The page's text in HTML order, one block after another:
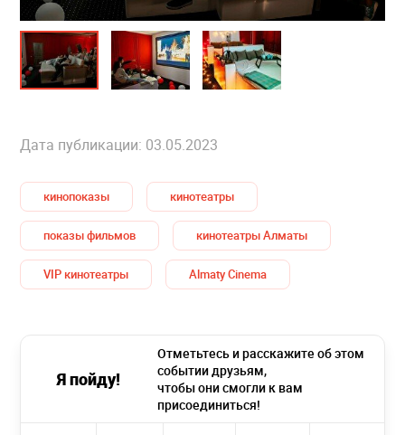
Дата публикации: 03.05.2023
кинопоказы кинотеатры
показы фильмов кинотеатры Алматы
VIP кинотеатры Almaty Cinema
Я пойду!
Отметьтесь и расскажите об этом
событии друзьям,
чтобы они смогли к вам
присоединиться!